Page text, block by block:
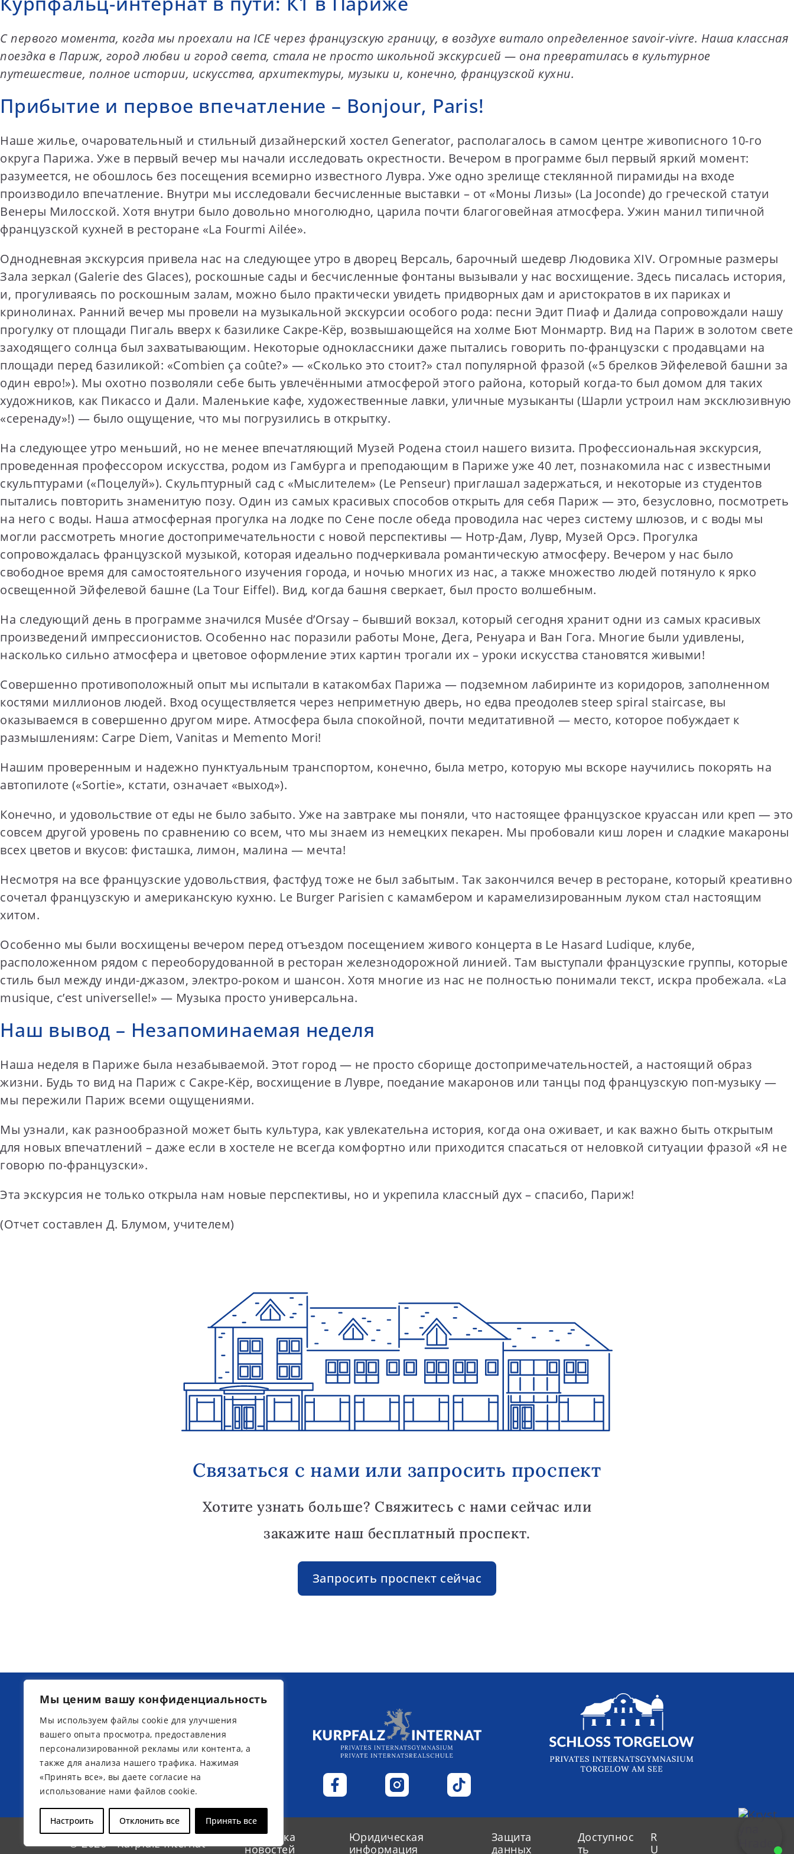
Мы ценим вашу конфиденциальность
Мы используем файлы cookie для улучшения
вашего опыта просмотра, предоставления
персонализированной рекламы или контента, а
также для анализа нашего трафика. Нажимая
«Принять все», вы даете согласие на
использование нами файлов cookie.
Настроить Отклонить все Принять все
t
n
t
С первого момента, когда мы проехали на ICE через французскую границу, в воздухе витало определенное savoir-vivre. Наша классная
поездка в Париж, город любви и город света, стала не просто школьной экскурсией — она превратилась в культурное
путешествие, полное истории, искусства, архитектуры, музыки и, конечно, французской кухни.
Прибытие и первое впечатление – Bonjour, Paris!
Наше жилье, очаровательный и стильный дизайнерский хостел Generator, располагалось в самом центре живописного 10-го
округа Парижа. Уже в первый вечер мы начали исследовать окрестности. Вечером в программе был первый яркий момент:
разумеется, не обошлось без посещения всемирно известного Лувра. Уже одно зрелище стеклянной пирамиды на входе
производило впечатление. Внутри мы исследовали бесчисленные выставки – от «Моны Лизы» (La Joconde) до греческой статуи
Венеры Милосской. Хотя внутри было довольно многолюдно, царила почти благоговейная атмосфера. Ужин манил типичной
французской кухней в ресторане «La Fourmi Ailée».
Однодневная экскурсия привела нас на следующее утро в дворец Версаль, барочный шедевр Людовика XIV. Огромные размеры
Зала зеркал (Galerie des Glaces), роскошные сады и бесчисленные фонтаны вызывали у нас восхищение. Здесь писалась история,
и, прогуливаясь по роскошным залам, можно было практически увидеть придворных дам и аристократов в их париках и
кринолинах. Ранний вечер мы провели на музыкальной экскурсии особого рода: песни Эдит Пиаф и Далида сопровождали нашу
прогулку от площади Пигаль вверх к базилике Сакре-Кёр, возвышающейся на холме Бют Монмартр. Вид на Париж в золотом свете
заходящего солнца был захватывающим. Некоторые одноклассники даже пытались говорить по-французски с продавцами на
площади перед базиликой: «Combien ça coûte?» — «Сколько это стоит?» стал популярной фразой («5 брелков Эйфелевой башни за
один евро!»). Мы охотно позволяли себе быть увлечёнными атмосферой этого района, который когда-то был домом для таких
художников, как Пикассо и Дали. Маленькие кафе, художественные лавки, уличные музыканты (Шарли устроил нам эксклюзивную
«серенаду»!) — было ощущение, что мы погрузились в открытку.
На следующее утро меньший, но не менее впечатляющий Музей Родена стоил нашего визита. Профессиональная экскурсия,
проведенная профессором искусства, родом из Гамбурга и преподающим в Париже уже 40 лет, познакомила нас с известными
скульптурами («Поцелуй»). Скульптурный сад с «Мыслителем» (Le Penseur) приглашал задержаться, и некоторые из студентов
пытались повторить знаменитую позу. Один из самых красивых способов открыть для себя Париж — это, безусловно, посмотреть
на него с воды. Наша атмосферная прогулка на лодке по Сене после обеда проводила нас через систему шлюзов, и с воды мы
могли рассмотреть многие достопримечательности с новой перспективы — Нотр-Дам, Лувр, Музей Орсэ. Прогулка
сопровождалась французской музыкой, которая идеально подчеркивала романтическую атмосферу. Вечером у нас было
свободное время для самостоятельного изучения города, и ночью многих из нас, а также множество людей потянуло к ярко
освещенной Эйфелевой башне (La Tour Eiffel). Вид, когда башня сверкает, был просто волшебным.
На следующий день в программе значился Musée d’Orsay – бывший вокзал, который сегодня хранит одни из самых красивых
произведений импрессионистов. Особенно нас поразили работы Моне, Дега, Ренуара и Ван Гога. Многие были удивлены,
насколько сильно атмосфера и цветовое оформление этих картин трогали их – уроки искусства становятся живыми!
Совершенно противоположный опыт мы испытали в катакомбах Парижа — подземном лабиринте из коридоров, заполненном
костями миллионов людей. Вход осуществляется через неприметную дверь, но едва преодолев steep spiral staircase, вы
оказываемся в совершенно другом мире. Атмосфера была спокойной, почти медитативной — место, которое побуждает к
размышлениям: Carpe Diem, Vanitas и Memento Mori!
Нашим проверенным и надежно пунктуальным транспортом, конечно, была метро, которую мы вскоре научились покорять на
автопилоте («Sortie», кстати, означает «выход»).
Конечно, и удовольствие от еды не было забыто. Уже на завтраке мы поняли, что настоящее французское круассан или креп — это
совсем другой уровень по сравнению со всем, что мы знаем из немецких пекарен. Мы пробовали киш лорен и сладкие макароны
всех цветов и вкусов: фисташка, лимон, малина — мечта!
Несмотря на все французские удовольствия, фастфуд тоже не был забытым. Так закончился вечер в ресторане, который креативно
сочетал французскую и американскую кухню. Le Burger Parisien с камамбером и карамелизированным луком стал настоящим
хитом.
Особенно мы были восхищены вечером перед отъездом посещением живого концерта в Le Hasard Ludique, клубе,
расположенном рядом с переоборудованной в ресторан железнодорожной линией. Там выступали французские группы, которые
стиль был между инди-джазом, электро-роком и шансон. Хотя многие из нас не полностью понимали текст, искра пробежала. «La
musique, c’est universelle!» — Музыка просто универсальна.
Наш вывод – Незапоминаемая неделя
Наша неделя в Париже была незабываемой. Этот город — не просто сборище достопримечательностей, а настоящий образ
жизни. Будь то вид на Париж с Сакре-Кёр, восхищение в Лувре, поедание макаронов или танцы под французскую поп-музыку —
мы пережили Париж всеми ощущениями.
Мы узнали, как разнообразной может быть культура, как увлекательна история, когда она оживает, и как важно быть открытым
для новых впечатлений – даже если в хостеле не всегда комфортно или приходится спасаться от неловкой ситуации фразой «Я не
говорю по-французски».
Эта экскурсия не только открыла нам новые перспективы, но и укрепила классный дух – спасибо, Париж!
(Отчет составлен Д. Блумом, учителем)
Связаться с нами или запросить проспект
Хотите узнать больше? Свяжитесь с нами сейчас или
закажите наш бесплатный проспект.
Запросить проспект сейчас
Наши ближайшие информационные
дни в интернате Kurpfalz:
Зарегистрироваться для
участия
© 2026 - Kurpfalz-Internat
Рассылка
новостей
Юридическая
информация
Защита
данных
Доступнос
ть
R
U